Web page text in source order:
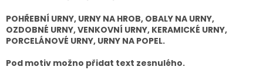
POHŘEBNÍ URNY, URNY NA HROB, OBALY NA URNY,
OZDOBNÉ URNY, VENKOVNÍ URNY, KERAMICKÉ URNY,
PORCELÁNOVÉ URNY, URNY NA POPEL.
Pod motiv možno přidat text zesnulého.